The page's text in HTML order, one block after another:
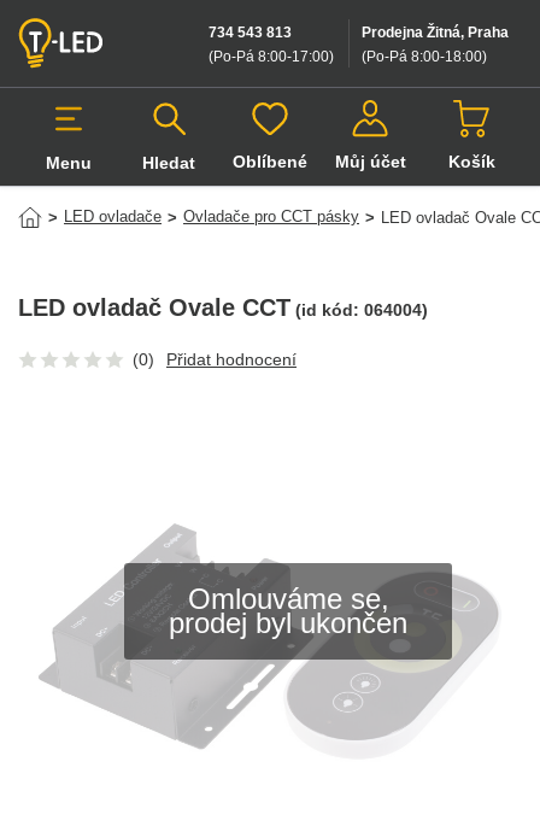
Prodejna Žitná, Praha
(Po-Pá 8:00-18:00)
734 543 813
(Po-Pá 8:00-17:00)
Menu Hledat
Hledat v produktech
Oblíbené Můj účet Košík
> LED ovladače > Ovladače pro CCT pásky > LED ovladač Ovale
Omlouváme se,
prodej byl ukončen
LED ovladač Ovale CCT (id kód: 064004)
(0) Přidat hodnocení